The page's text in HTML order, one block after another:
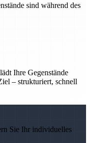
sind während des
Ihre Gegenstände
– strukturiert, schnell
Sie Ihr individuelles